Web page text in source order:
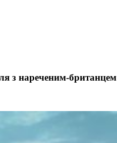
з нареченим-британцем